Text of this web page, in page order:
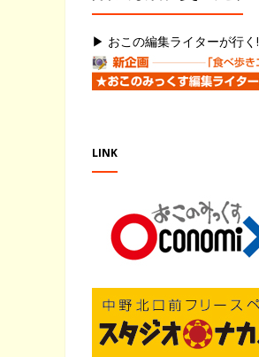
▶ おこの編集ライターが行く!
LINK